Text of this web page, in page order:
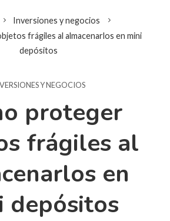
Inversiones y negocios
frágiles al almacenarlos en mini
depósitos
Y NEGOCIOS
proteger
frágiles al
en
depósitos